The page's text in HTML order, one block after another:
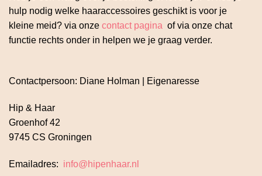
hulp nodig welke haaraccessoires geschikt is voor je
kleine meid? via onze contact pagina of via onze chat
functie rechts onder in helpen we je graag verder.
Contactpersoon: Diane Holman | Eigenaresse
Hip & Haar
Groenhof 42
9745 CS Groningen
Emailadres: info@hipenhaar.nl